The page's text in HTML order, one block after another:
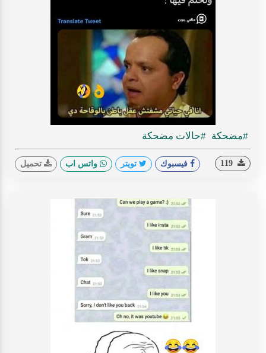
#مضحكة #حالات مضحكة
فيسبوك تويتر واتس اب تحميل